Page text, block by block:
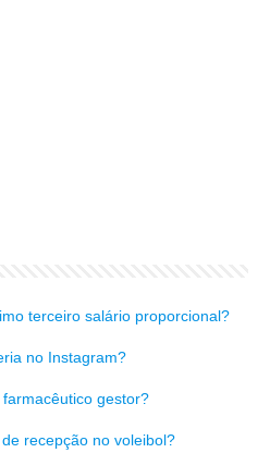
terceiro salário proporcional?
no Instagram?
gestor?
recepção no voleibol?